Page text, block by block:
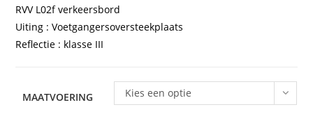
RVV L02f verkeersbord
Uiting : Voetgangersoversteekplaats
Reflectie : klasse III
MAATVOERING Kies een optie